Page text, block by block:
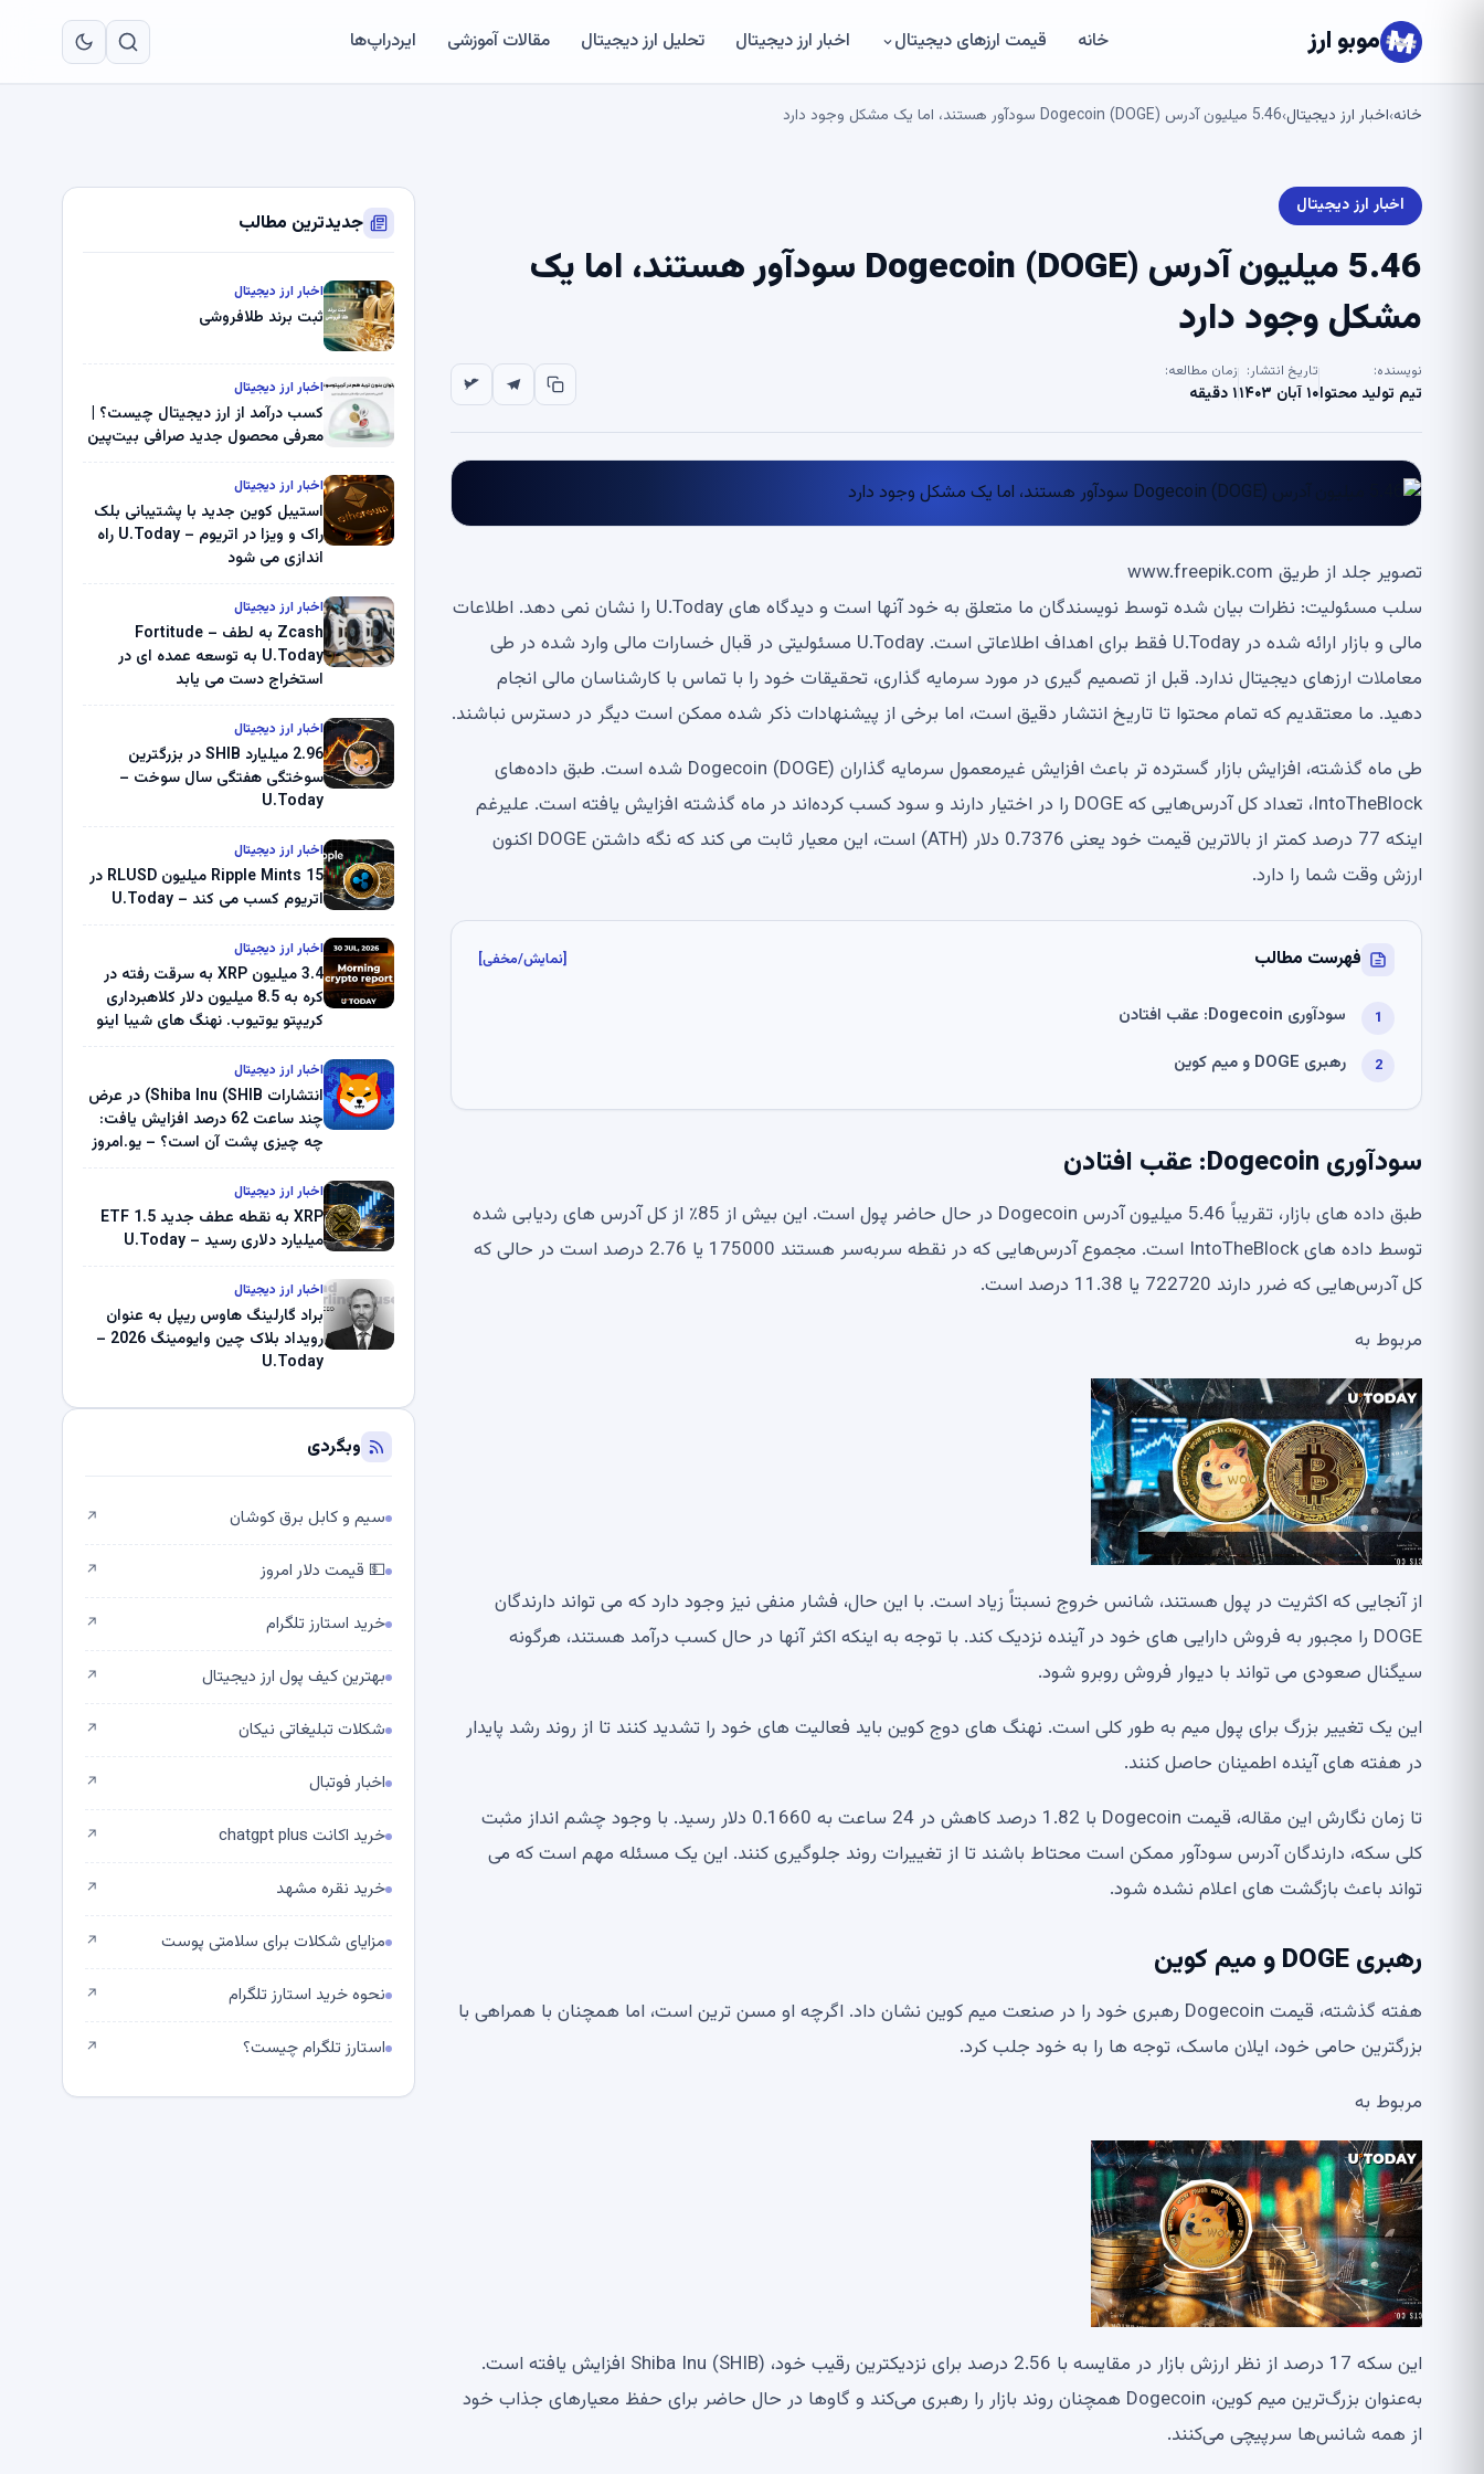
موبو ارز خانه قیمت ارزهای دیجیتال اخبار ارز دیجیتال تحلیل ارز دیجیتال مقالات آموزشی ایردراپ‌ها
خانه›اخبار ارز دیجیتال›5.46 میلیون آدرس Dogecoin (DOGE) سودآور هستند، اما یک مشکل وجود دارد
اخبار ارز دیجیتال
5.46 میلیون آدرس Dogecoin (DOGE) سودآور هستند، اما یک
مشکل وجود دارد
نویسنده:
تیم تولید محتوا
تاریخ انتشار:
۱۰ آبان ۱۴۰۳
زمان مطالعه:
۱ دقیقه
تصویر جلد از طریق www.freepik.com
سلب مسئولیت: نظرات بیان شده توسط نویسندگان ما متعلق به خود آنها است و دیدگاه های U.Today را نشان نمی دهد. اطلاعات
مالی و بازار ارائه شده در U.Today فقط برای اهداف اطلاعاتی است. U.Today مسئولیتی در قبال خسارات مالی وارد شده در طی
معاملات ارزهای دیجیتال ندارد. قبل از تصمیم گیری در مورد سرمایه گذاری، تحقیقات خود را با تماس با کارشناسان مالی انجام
دهید. ما معتقدیم که تمام محتوا تا تاریخ انتشار دقیق است، اما برخی از پیشنهادات ذکر شده ممکن است دیگر در دسترس نباشند.
طی ماه گذشته، افزایش بازار گسترده تر باعث افزایش غیرمعمول سرمایه گذاران Dogecoin (DOGE) شده است. طبق داده‌های
IntoTheBlock، تعداد کل آدرس‌هایی که DOGE را در اختیار دارند و سود کسب کرده‌اند در ماه گذشته افزایش یافته است. علیرغم
اینکه 77 درصد کمتر از بالاترین قیمت خود یعنی 0.7376 دلار (ATH) است، این معیار ثابت می کند که نگه داشتن DOGE اکنون
ارزش وقت شما را دارد.
فهرست مطالب [نمایش/مخفی]
سودآوری Dogecoin: عقب افتادن
رهبری DOGE و میم کوین
سودآوری Dogecoin: عقب افتادن
طبق داده های بازار، تقریباً 5.46 میلیون آدرس Dogecoin در حال حاضر پول است. این بیش از 85٪ از کل آدرس های ردیابی شده
توسط داده های IntoTheBlock است. مجموع آدرس‌هایی که در نقطه سربه‌سر هستند 175000 یا 2.76 درصد است در حالی که
کل آدرس‌هایی که ضرر دارند 722720 یا 11.38 درصد است.
مربوط به
از آنجایی که اکثریت در پول هستند، شانس خروج نسبتاً زیاد است. با این حال، فشار منفی نیز وجود دارد که می تواند دارندگان
DOGE را مجبور به فروش دارایی های خود در آینده نزدیک کند. با توجه به اینکه اکثر آنها در حال کسب درآمد هستند، هرگونه
سیگنال صعودی می تواند با دیوار فروش روبرو شود.
این یک تغییر بزرگ برای پول میم به طور کلی است. نهنگ های دوج کوین باید فعالیت های خود را تشدید کنند تا از روند رشد پایدار
در هفته های آینده اطمینان حاصل کنند.
تا زمان نگارش این مقاله، قیمت Dogecoin با 1.82 درصد کاهش در 24 ساعت به 0.1660 دلار رسید. با وجود چشم انداز مثبت
کلی سکه، دارندگان آدرس سودآور ممکن است محتاط باشند تا از تغییرات روند جلوگیری کنند. این یک مسئله مهم است که می
تواند باعث بازگشت های اعلام نشده شود.
رهبری DOGE و میم کوین
هفته گذشته، قیمت Dogecoin رهبری خود را در صنعت میم کوین نشان داد. اگرچه او مسن ترین است، اما همچنان با همراهی با
بزرگترین حامی خود، ایلان ماسک، توجه ها را به خود جلب کرد.
مربوط به
این سکه 17 درصد از نظر ارزش بازار در مقایسه با 2.56 درصد برای نزدیکترین رقیب خود، Shiba Inu (SHIB) افزایش یافته است.
به‌عنوان بزرگ‌ترین میم کوین، Dogecoin همچنان روند بازار را رهبری می‌کند و گاوها در حال حاضر برای حفظ معیارهای جذاب خود
از همه شانس‌ها سرپیچی می‌کنند.
جدیدترین مطالب
اخبار ارز دیجیتال
ثبت برند طلافروشی
اخبار ارز دیجیتال
کسب درآمد از ارز دیجیتال چیست؟ |
معرفی محصول جدید صرافی بیت‌پین
اخبار ارز دیجیتال
استیبل کوین جدید با پشتیبانی بلک
راک و ویزا در اتریوم – U.Today راه
اندازی می شود
اخبار ارز دیجیتال
Zcash به لطف Fortitude –
U.Today به توسعه عمده ای در
استخراج دست می یابد
اخبار ارز دیجیتال
2.96 میلیارد SHIB در بزرگترین
سوختگی هفتگی سال سوخت –
U.Today
اخبار ارز دیجیتال
Ripple Mints 15 میلیون RLUSD در
اتریوم کسب می کند – U.Today
اخبار ارز دیجیتال
3.4 میلیون XRP به سرقت رفته در
کره به 8.5 میلیون دلار کلاهبرداری
کریپتو یوتیوب. نهنگ های شیبا اینو
میلیون دلار U-Turn در بیت کوین را
ثبت کرد – گزارش کریپتو صبح –
U.Today
اخبار ارز دیجیتال
انتشارات Shiba Inu (SHIB) در عرض
چند ساعت 62 درصد افزایش یافت:
چه چیزی پشت آن است؟ – یو.امروز
اخبار ارز دیجیتال
XRP به نقطه عطف جدید ETF 1.5
میلیارد دلاری رسید – U.Today
اخبار ارز دیجیتال
براد گارلینگ هاوس ریپل به عنوان
رویداد بلاک چین وایومینگ 2026 –
U.Today
وبگردی
سیم و کابل برق کوشان ↗
💵 قیمت دلار امروز ↗
خرید استارز تلگرام ↗
بهترین کیف پول ارز دیجیتال ↗
شکلات تبلیغاتی نیکان ↗
اخبار فوتبال ↗
خرید اکانت chatgpt plus ↗
خرید نقره مشهد ↗
مزایای شکلات برای سلامتی پوست ↗
نحوه خرید استارز تلگرام ↗
استارز تلگرام چیست؟ ↗